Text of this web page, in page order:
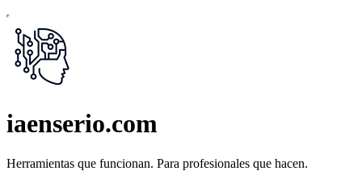
iaenserio.com
Herramientas que funcionan. Para profesionales que hacen.